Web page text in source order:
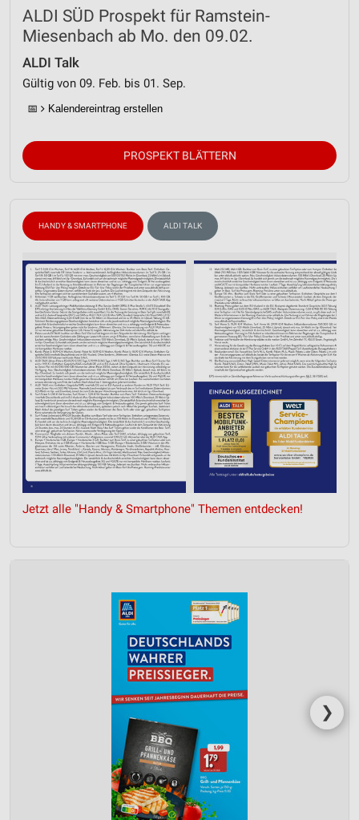
ALDI SÜD Prospekt für Ramstein-
Miesenbach ab Mo. den 09.02.
ALDI Talk
Gültig von 09. Feb. bis 01. Sep.
📅 Kalendereintrag erstellen
PROSPEKT BLÄTTERN
HANDY & SMARTPHONE ALDI TALK
Jetzt alle "Handy & Smartphone" Themen entdecken!
❯